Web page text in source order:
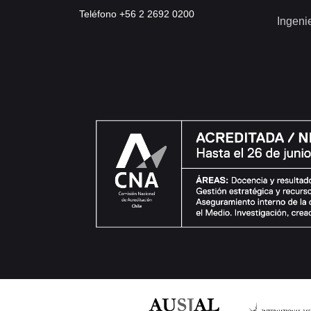
Teléfono +56 2 2692 0200